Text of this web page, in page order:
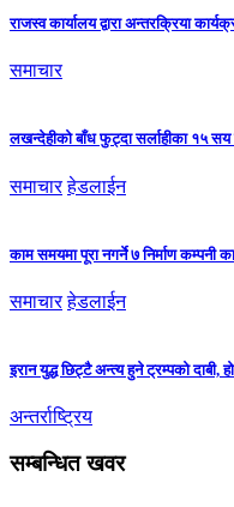
राजस्व कार्यालय द्वारा अन्तरक्रिया
समाचार
लखन्देहीको बाँध फुट्दा सर्लाहीका १५ सय
समाचार हेडलाईन
काम समयमा पूरा नगर्ने ७ निर्माण कम्पनी
समाचार हेडलाईन
इरान युद्ध छिट्टै अन्त्य हुने ट्रम्पको
अन्तर्राष्ट्रिय
सम्बन्धित खवर